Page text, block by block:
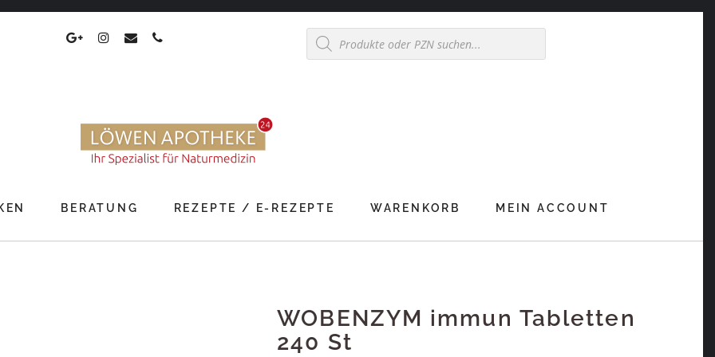
Products
search
BERATUNG REZEPTE / E-REZEPTE WARENKORB MEIN ACCOUNT
WOBENZYM immun Tabletten
240 St